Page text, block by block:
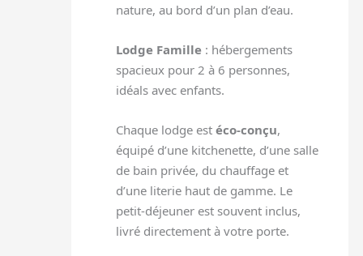
nature, au bord d’un plan d’eau.
Lodge Famille : hébergements
spacieux pour 2 à 6 personnes,
idéals avec enfants.
Chaque lodge estéco-conçu,
équipé d’une kitchenette, d’une salle
de bain privée, du chauffage et
d’une literie haut de gamme. Le
petit-déjeuner est souvent inclus,
livré directement à votre porte.